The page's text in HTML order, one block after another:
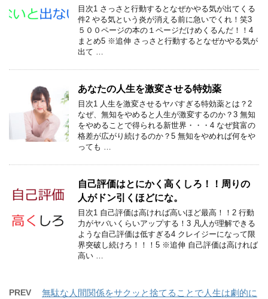
目次1 さっさと行動するとなぜかやる気が出てくる
件2 やる気という炎が消える前に急いでくれ！笑3
５００ページの本の１ページだけめくるんだ！！4
まとめ5 ※追伸 さっさと行動するとなぜかやる気が
出て …
あなたの人生を激変させる特効薬
目次1 人生を激変させるヤバすぎる特効薬とは？2
なぜ、無知をやめると人生が激変するのか？3 無知
をやめることで得られる新世界・・・4 なぜ貧富の
格差が広がり続けるのか？5 無知をやめれば何をや
っても …
自己評価はとにかく高くしろ！！周りの
人がドン引くほどにな。
目次1 自己評価は高ければ高いほど最高！！2 行動
力がヤバいくらいアップする！3 凡人が理解できる
ような自己評価は低すぎる4 クレイジーになって限
界突破し続けろ！！！5 ※追伸 自己評価は高ければ
高い …
PREV
無駄な人間関係をサクッと捨てることで人生は劇的に